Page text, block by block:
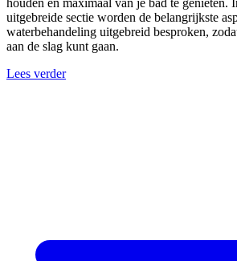
uitgebreide sectie worden de belangrijkste
waterbehandeling uitgebreid besproken,
aan de slag kunt gaan.
Lees verder